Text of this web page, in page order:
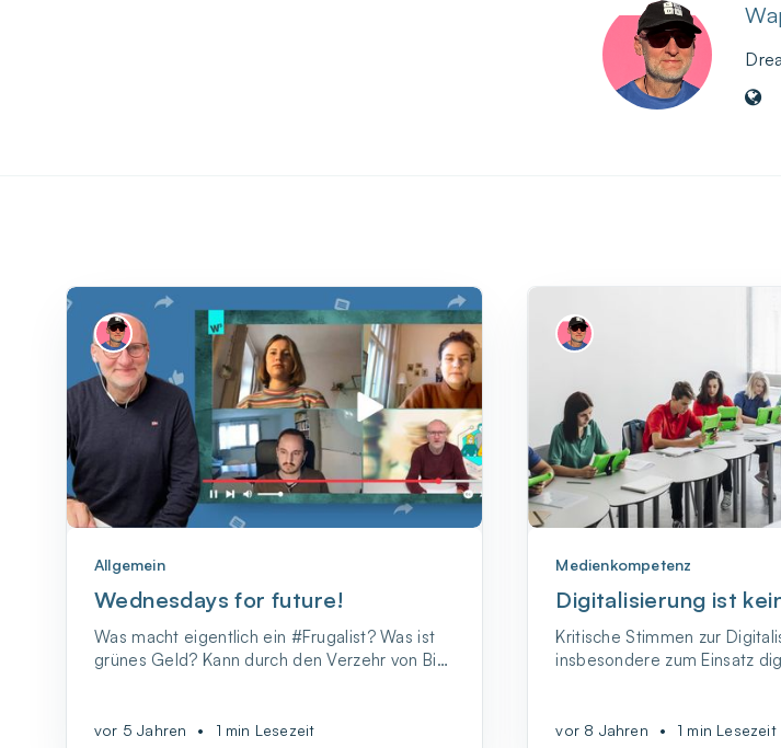
Allgemein
Wednesdays for future!
Was macht eigentlich ein #Frugalist? Was ist
grünes Geld? Kann durch den Verzehr von Bio-
der ersten eigenen Wohnung zu tun? Fragen
vor 5 Jahren • 1 min Lesezeit
Medienkompetenz
Digitalisierung ist
Kritische Stimmen zur
insbesondere zum Einsatz
konstruktiv. Oft fällt sie
vor 8 Jahren • 1 min Lesezeit